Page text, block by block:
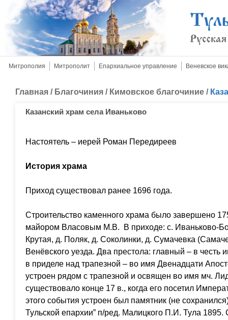
Митрополия Митрополит Епархиальное управление Веневское
Главная / Благочиния / Кимовское благочиние /
Казанский храм села Иваньково
Настоятель – иерей Роман Передиреев
История храма
Приход существовал ранее 1696 года.
Строительство каменного храма было завершено
майором Власовым М.В. В приходе: с. Иваньково-
Крутая, д. Поляк, д. Соколинки, д. Сумачевка
Венёвского уезда. Два престола: главный – в
в приделе над трапезной – во имя Двенадцати
устроен рядом с трапезной и освящен во имя мч.
существовало конце 17 в., когда его посетил
этого события устроен был памятник (не
Тульской епархии” п/ред. Малицкого П.И. Тула